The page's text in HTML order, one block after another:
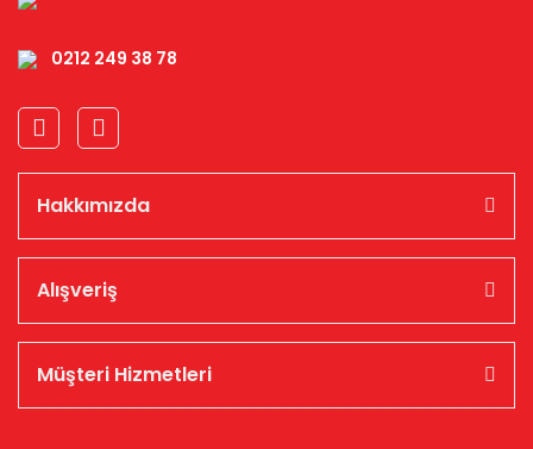
0212 249 38 78
Hakkımızda
Alışveriş
Müşteri Hizmetleri